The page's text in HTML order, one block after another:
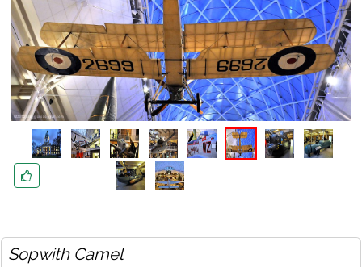
Sopwith Camel